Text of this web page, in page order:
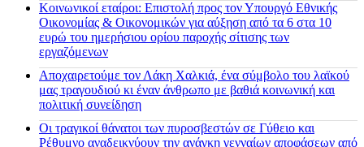
Κοινωνικοί εταίροι: Επιστολή προς τον Υπουργό Εθνικής
Οικονομίας & Οικονομικών για αύξηση από τα 6 στα 10
ευρώ του ημερήσιου ορίου παροχής σίτισης των
εργαζόμενων
Αποχαιρετούμε τον Λάκη Χαλκιά, ένα σύμβολο του λαϊκού
μας τραγουδιού κι έναν άνθρωπο με βαθιά κοινωνική και
πολιτική συνείδηση
Οι τραγικοί θάνατοι των πυροσβεστών σε Γύθειο και
Ρέθυμνο αναδεικνύουν την ανάγκη γενναίων αποφάσεων από